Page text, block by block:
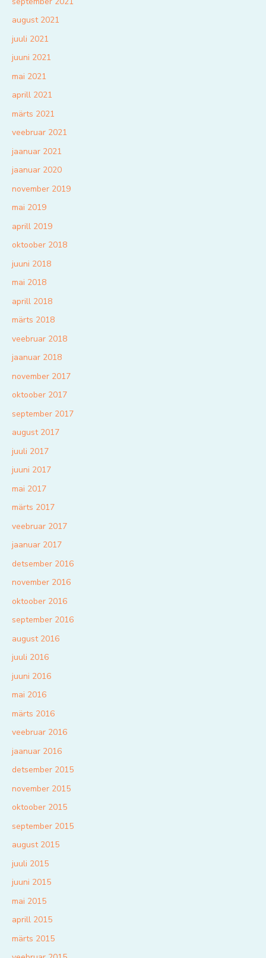
august 2021
juuli 2021
juuni 2021
mai 2021
aprill 2021
märts 2021
veebruar 2021
jaanuar 2021
jaanuar 2020
november 2019
mai 2019
aprill 2019
oktoober 2018
juuni 2018
mai 2018
aprill 2018
märts 2018
veebruar 2018
jaanuar 2018
november 2017
oktoober 2017
september 2017
august 2017
juuli 2017
juuni 2017
mai 2017
märts 2017
veebruar 2017
jaanuar 2017
detsember 2016
november 2016
oktoober 2016
september 2016
august 2016
juuli 2016
juuni 2016
mai 2016
märts 2016
veebruar 2016
jaanuar 2016
detsember 2015
november 2015
oktoober 2015
september 2015
august 2015
juuli 2015
juuni 2015
mai 2015
aprill 2015
märts 2015